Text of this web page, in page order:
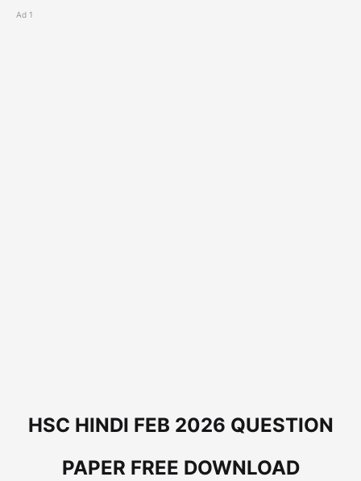
Ad 1
HSC HINDI FEB 2026 QUESTION
PAPER FREE DOWNLOAD